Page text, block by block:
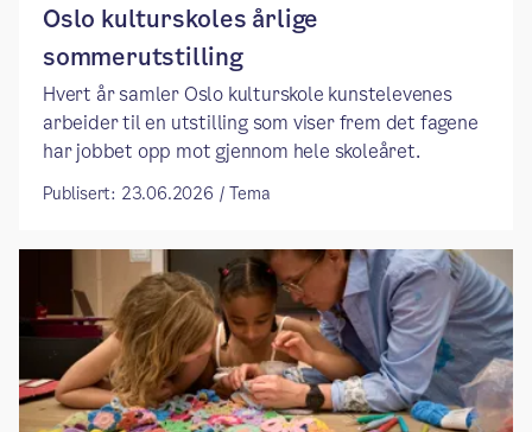
Oslo kulturskoles årlige
sommerutstilling
Hvert år samler Oslo kulturskole kunstelevenes
arbeider til en utstilling som viser frem det fagene
har jobbet opp mot gjennom hele skoleåret.
Publisert: 23.06.2026 / Tema